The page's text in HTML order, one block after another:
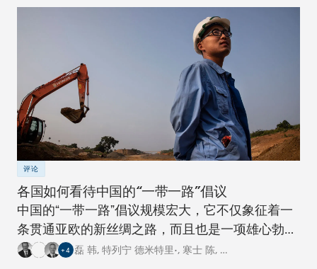
评论
各国如何看待中国的“一带一路”倡议
中国的“一带一路”倡议规模宏大，它不仅象征着一
条贯通亚欧的新丝绸之路，而且也是一项雄心勃勃
的跨国基础设施建设工程。对此，卡内基四个研究
+4 磊 韩, 特列宁 德米特里•, 寒士 陈, …